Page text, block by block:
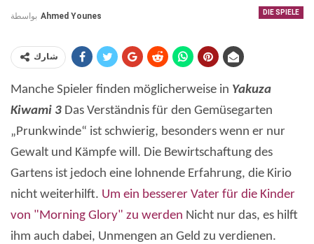
DIE SPIELE
Ahmed Younes
شارك
Manche Spieler finden möglicherweise in Yakuza
Kiwami 3 Das Verständnis für den Gemüsegarten
„Prunkwinde“ ist schwierig, besonders wenn er nur
Gewalt und Kämpfe will. Die Bewirtschaftung des
Gartens ist jedoch eine lohnende Erfahrung, die Kirio
nicht weiterhilft. Um ein besserer Vater für die Kinder
von "Morning Glory" zu werden Nicht nur das, es hilft
ihm auch dabei, Unmengen an Geld zu verdienen.